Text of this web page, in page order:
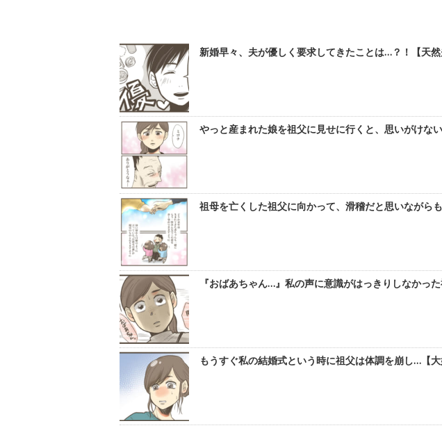
新婚早々、夫が優しく要求してきたことは…？！【天
やっと産まれた娘を祖父に見せに行くと、思いがけ
祖母を亡くした祖父に向かって、滑稽だと思いなが
『おばあちゃん…』私の声に意識がはっきりしなか
もうすぐ私の結婚式という時に祖父は体調を崩し…【